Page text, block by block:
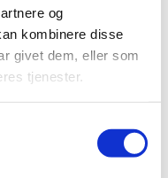
og
kombinere disse
givet dem, eller som
tjenester.
- 14:00